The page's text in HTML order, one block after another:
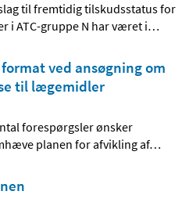
til fremtidig tilskudsstatus for
i ATC-gruppe N har været i…
ved ansøgning om
til lægemidler
forespørgsler ønsker
planen for afvikling af…